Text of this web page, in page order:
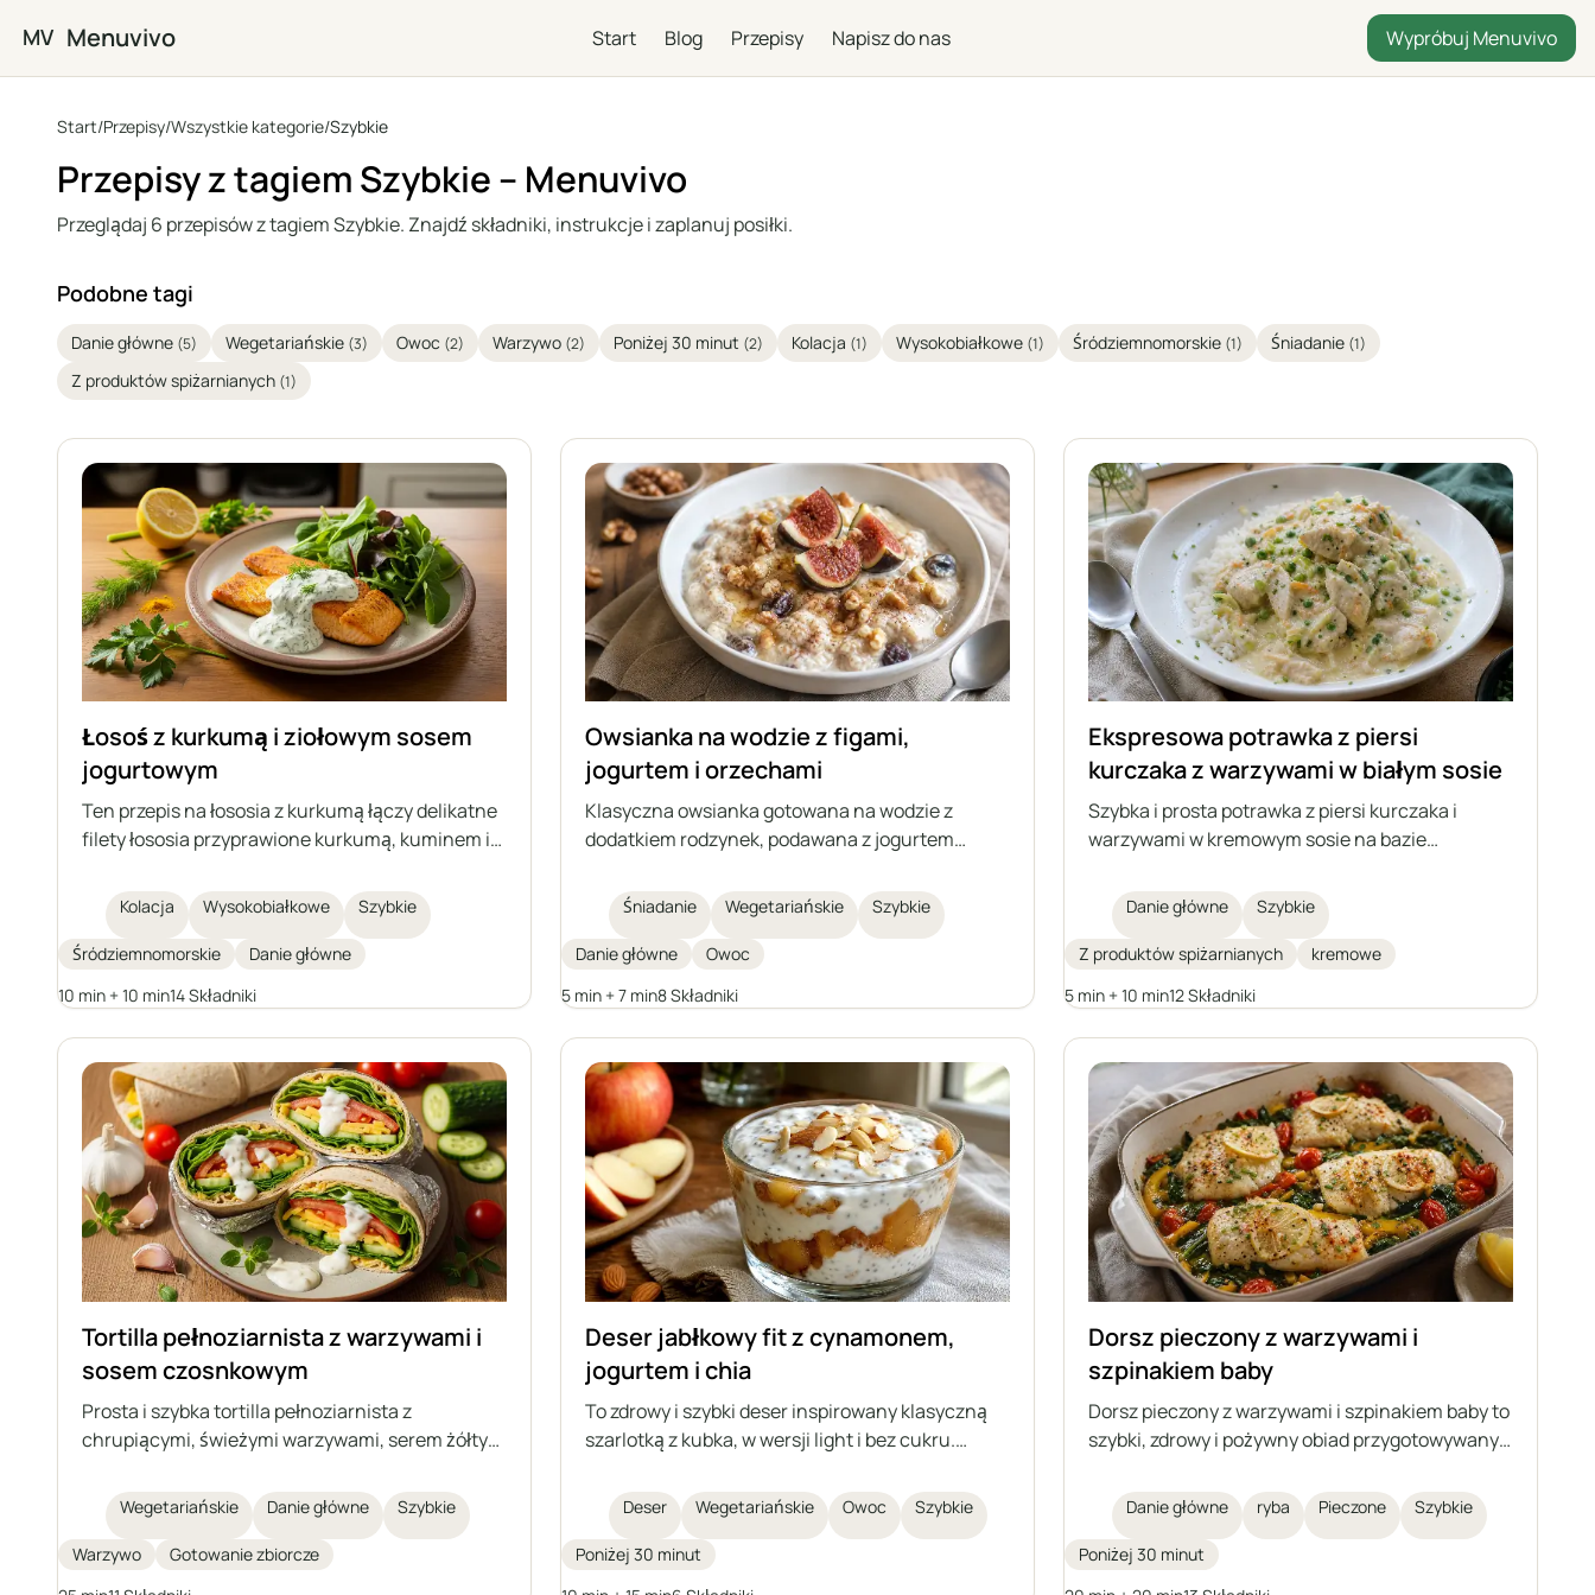
Przejdź do głównej treści
MV Menuvivo Start Blog Przepisy Napisz do nas Wypróbuj Menuvivo
Start/Przepisy/Wszystkie kategorie/Szybkie
Przepisy z tagiem Szybkie – Menuvivo
Przeglądaj 6 przepisów z tagiem Szybkie. Znajdź składniki, instrukcje i zaplanuj posiłki.
Podobne tagi
Danie główne (5) Wegetariańskie (3) Owoc (2) Warzywo (2) Poniżej 30 minut (2) Kolacja (1) Wysokobiałkowe (1) Śródziemnomorskie (1) Śniadanie (1)
Z produktów spiżarnianych (1)
Łosoś z kurkumą i ziołowym sosem
jogurtowym
Ten przepis na łososia z kurkumą łączy delikatne
filety łososia przyprawione kurkumą, kuminem i
i podawane z wyrazistym, ziołowym sosem
jogurtowym. Danie jest bogate w białko i kwasy
tłuszczowe omega-3, proste do przygotowania w
warzywami i kaszami jako pełnowartościowy,
zdrowy posiłek.
Kolacja Wysokobiałkowe Szybkie
Śródziemnomorskie
Danie główne
10 min + 10 min14 Składniki
Owsianka na wodzie z figami,
jogurtem i orzechami
Klasyczna owsianka gotowana na wodzie z
dodatkiem rodzynek, podawana z jogurtem
włoskimi, miodem i cynamonem. To idealny
pomysł na szybkie, zdrowe i lekkie śniadanie lub
kolację. Każdy może wzbogacić owsiankę
stworzyć własną wersję tego śniadaniowego
klasyka.
Śniadanie Wegetariańskie Szybkie
Danie główne
Owoc
5 min + 7 min8 Składniki
Ekspresowa potrawka z piersi
kurczaka z warzywami w białym sosie
Szybka i prosta potrawka z piersi kurczaka i
warzywami w kremowym sosie na bazie
na szybki obiad, do podania z ryżem, makaronem
lub ziemniakami.
Danie główne Szybkie
Z produktów spiżarnianych
kremowe
5 min + 10 min12 Składniki
Tortilla pełnoziarnista z warzywami i
sosem czosnkowym
Prosta i szybka tortilla pełnoziarnista z
chrupiącymi, świeżymi warzywami, serem żółtym
na bazie jogurtu naturalnego i majonezu. Idealna
na pożywną przekąskę, lunch lub lekką kolację.
Danie łatwe do przygotowania i bogate w smaku.
Wegetariańskie Danie główne Szybkie
Warzywo
Gotowanie zbiorcze
Deser jabłkowy fit z cynamonem,
jogurtem i chia
To zdrowy i szybki deser inspirowany klasyczną
szarlotką z kubka, w wersji light i bez cukru.
delikatnego kremu jogurtowego z nasionami chia
oraz chrupiących migdałów na wierzchu. Idealny
dla osób dbających o dietę i lubiących domowe
Deser Wegetariańskie Owoc Szybkie
Poniżej 30 minut
Dorsz pieczony z warzywami i
szpinakiem baby
Dorsz pieczony z warzywami i szpinakiem baby to
szybki, zdrowy i pożywny obiad przygotowywany
pieczone są na warzywach z dodatkiem
aromatycznych przypraw, oliwy i masła
klarowanego. Doskonały pomysł na główne danie
Danie główne ryba Pieczone Szybkie
Poniżej 30 minut